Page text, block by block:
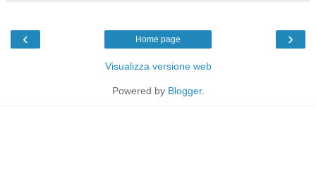
‹ ›
Home page
Visualizza versione web
Powered by Blogger.